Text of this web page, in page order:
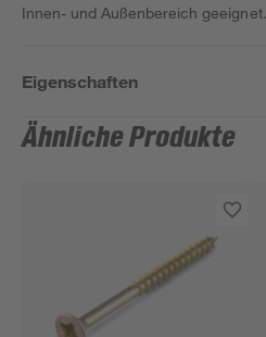
Innen- und Außenbereich geeignet.
Eigenschaften
Ähnliche Produkte